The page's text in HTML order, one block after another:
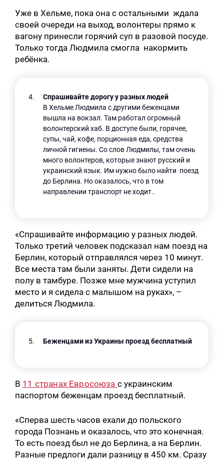
Уже в Хельме, пока она с остальными ждала
своей очереди на выход, волонтеры прямо к
вагону принесли горячий суп в разовой посуде.
Только тогда Людмила смогла накормить
ребёнка.
Спрашивайте дорогу у разных людей
В Хельме Людмила с другими беженцами
вышла на вокзал. Там работал огромный
волонтерский хаб. В доступе были, горячее,
супы, чай, кофе, порционная еда, средства
личной гигиены. Со слов Людмилы, там очень
много волонтеров, которые знают русский и
украинский язык. Им нужно было найти поезд
до Берлина. Но оказалось, что в том
направлении транспорт не ходит..
«Спрашивайте информацию у разных людей.
Только третий человек подсказал нам поезд на
Берлин, который отправлялся через 10 минут.
Все места там были заняты. Дети сидели на
полу в тамбуре. Позже мне мужчина уступил
место и я сидела с малышом на руках», –
делиться Людмила.
Беженцами из Украины проезд бесплатный
В 11 странах Евросоюза с украинским
паспортом беженцам проезд бесплатный.
«Сперва шесть часов ехали до польского
города Познань и оказалось, что это конечная.
То есть поезд был не до Берлина, а на Берлин.
Разные предлоги дали разницу в 450 км. Сразу